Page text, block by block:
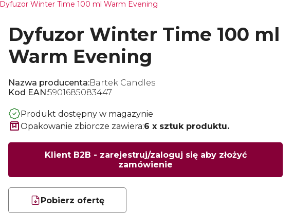
Dyfuzor Winter Time 100 ml Warm Evening
Dyfuzor Winter Time 100 ml
Warm Evening
Nazwa producenta:Bartek Candles
Kod EAN:5901685083447
Produkt dostępny w magazynie
Opakowanie zbiorcze zawiera:6 x sztuk produktu.
Klient B2B - zarejestruj/zaloguj się aby złożyć
zamówienie
Pobierz ofertę